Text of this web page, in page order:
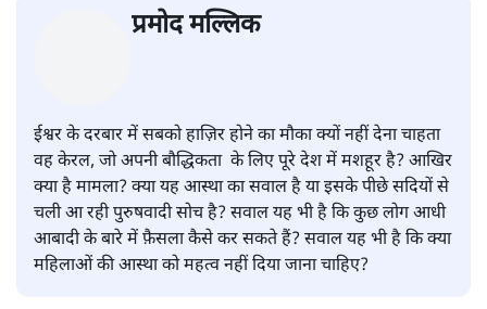
प्रमोद मल्लिक